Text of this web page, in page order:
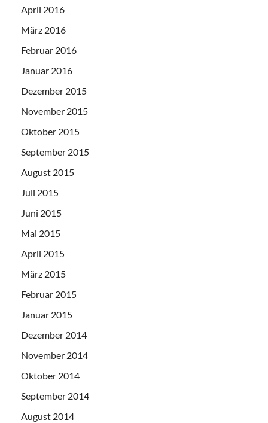
April 2016
März 2016
Februar 2016
Januar 2016
Dezember 2015
November 2015
Oktober 2015
September 2015
August 2015
Juli 2015
Juni 2015
Mai 2015
April 2015
März 2015
Februar 2015
Januar 2015
Dezember 2014
November 2014
Oktober 2014
September 2014
August 2014